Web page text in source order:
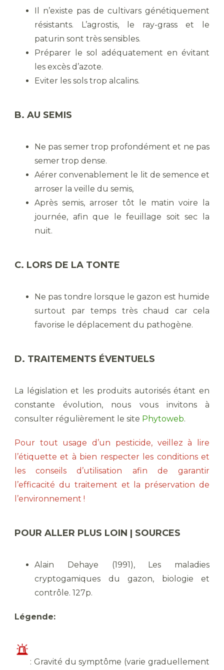
Il n’existe pas de cultivars génétiquement
résistants. L’agrostis, le ray-grass et le
paturin sont très sensibles.
Préparer le sol adéquatement en évitant
les excès d’azote.
Eviter les sols trop alcalins.
B. AU SEMIS
Ne pas semer trop profondément et ne pas
semer trop dense.
Aérer convenablement le lit de semence et
arroser la veille du semis,
Après semis, arroser tôt le matin voire la
journée, afin que le feuillage soit sec la
nuit.
C. LORS DE LA TONTE
Ne pas tondre lorsque le gazon est humide
surtout par temps très chaud car cela
favorise le déplacement du pathogène.
D. TRAITEMENTS ÉVENTUELS
La législation et les produits autorisés étant en
constante évolution, nous vous invitons à
consulter régulièrement le site Phytoweb.
Pour tout usage d’un pesticide, veillez à lire
l’étiquette et à bien respecter les conditions et
les conseils d’utilisation afin de garantir
l’efficacité du traitement et la préservation de
l’environnement !
POUR ALLER PLUS LOIN | SOURCES
Alain Dehaye (1991), Les maladies
cryptogamiques du gazon, biologie et
contrôle. 127p.
Légende:
​: Gravité du symptôme (varie graduellement